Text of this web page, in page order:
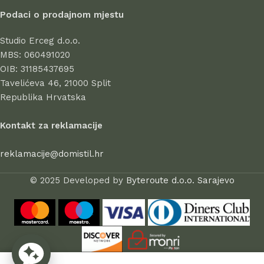
profesionalnost.
Svi proizvodi u ponudi odlikuju se visokom kvalitetom izrade,
atraktivnim dizajnom, dugim vijekom trajanja i sigurnošću pri
uporabi. Kod nas birate s povjerenjem – jer stil počinje u
domu.
Podaci o prodajnom mjestu
Studio Erceg d.o.o.
MBS: 060491020
OIB: 31185437695
Tavelićeva 46, 21000 Split
Republika Hrvatska
Kontakt za reklamacije
reklamacije@domistil.hr
© 2025 Developed by Byteroute d.o.o. Sarajevo